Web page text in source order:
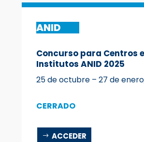
ANID
Concurso para Centros e
Institutos ANID 2025
25 de octubre – 27 de
CERRADO
ACCEDER